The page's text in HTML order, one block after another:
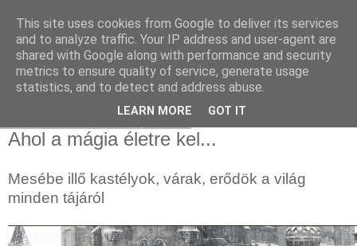
Ahol a mágia életre kel...
Mesébe illő kastélyok, várak, erődök a világ
minden tájáról
This site uses cookies from Google to deliver its services
and to analyze traffic. Your IP address and user-agent are
shared with Google along with performance and security
metrics to ensure quality of service, generate usage
statistics, and to detect and address abuse.
LEARN MORE GOT IT